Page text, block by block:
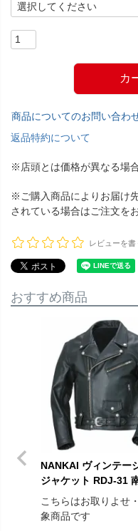
カ
商品についてのお問い合わ
返品特約について
※店頭とは価格が異なる場
※ご購入商品によりお届け
されている場合はご注文を
レビューを書
おすすめ商品
NANKAI ヴィンテー
ジャケット RDJ-31
こちらはお取りよせ
象商品です